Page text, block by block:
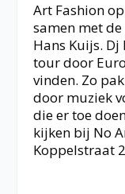
Art Fashion
samen met
Hans Kuijs.
tour door
vinden. Zo
door muziek
die er toe
kijken bij No
Koppelstraat